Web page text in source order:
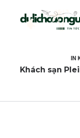
IN
Khách sạn